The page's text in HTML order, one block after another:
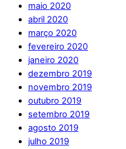
maio 2020
abril 2020
março 2020
fevereiro 2020
janeiro 2020
dezembro 2019
novembro 2019
outubro 2019
setembro 2019
agosto 2019
julho 2019